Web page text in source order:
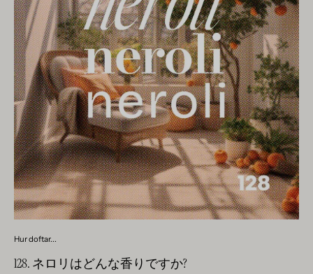
されていませんでしたが、その健康的で純粋な特性が現代の
フレグランスの創造にインスピレーションを与えました。オ
ゾンノートは現代の香水デザインにおいてますます人気が高
まっており、フレグランス組成物に新鮮さと純粋さの感覚を
生み出すためによく使用されます。 オゾンで不快な臭いをマ
スキング オゾンの香りは、不快な臭いを隠し、新鮮で清潔な
雰囲気を作り出すためにも使用されます。料理臭、ペット
臭、喫煙臭を効果的に中和し、お部屋をフレッシュでクリー
ンな香りに保ちます。オゾンを含む香り付きキャンドル、香
り付きスティック、香り付きスプレーは、不快な臭いを防
ぎ、家の中に快適な環境を作り出すための効果的なツールで
す。 したがって、オゾンの香りの香り付きスプレーは、「臭
い」やすい空間に最適です。当社の香りスプレーの脱イオン
水と組み合わせると、不要な香りを非常にうまくカモフラー
組み合わせ - オゾンとユーカリとムスクの組み合わせ オゾン
はユーカリやムスクの香りとよく合います。この組み合わせ
れるプロセスを通じて花と葉から抽出されます。蒸留中に植
物からエッセンシャルオイルが放出され、濃縮された強力な
シスタスオイルが生成されます。完成したオイルは、ハーブ
や柑橘類のほのかな香りを伴う、豊かで温かみのあるバルサ
ミコの香りがします。 Cistus には、世界中のさまざまな文
化で使用されてきた長い歴史があります。その芳香の特性
は、治療や儀式の目的で長い間評価されてきました。 エジプ
ト、ギリシャ、ローマ文化などの一部の古代文明では、シス
トゥスは儀式の目的で使用され、神や女神とのつながりがあ
ると考えられていました。愛、美、豊饒の女神を讃える儀式
で使用されることもありました。その神聖な意味は時間の経
過とともに変化したかもしれませんが、シスタス オイルは一
部の文化の儀式や伝統の重要な部分であり続けています。記
事の次のセクションで、その使用法と利点について詳しく見
てみましょう。 シスタスは何に使われますか? シスタスは、
使用される多用途の植物です。その豊かでバルサミコの香り
Hur doftar...
128. ネロリはどんな香りですか?